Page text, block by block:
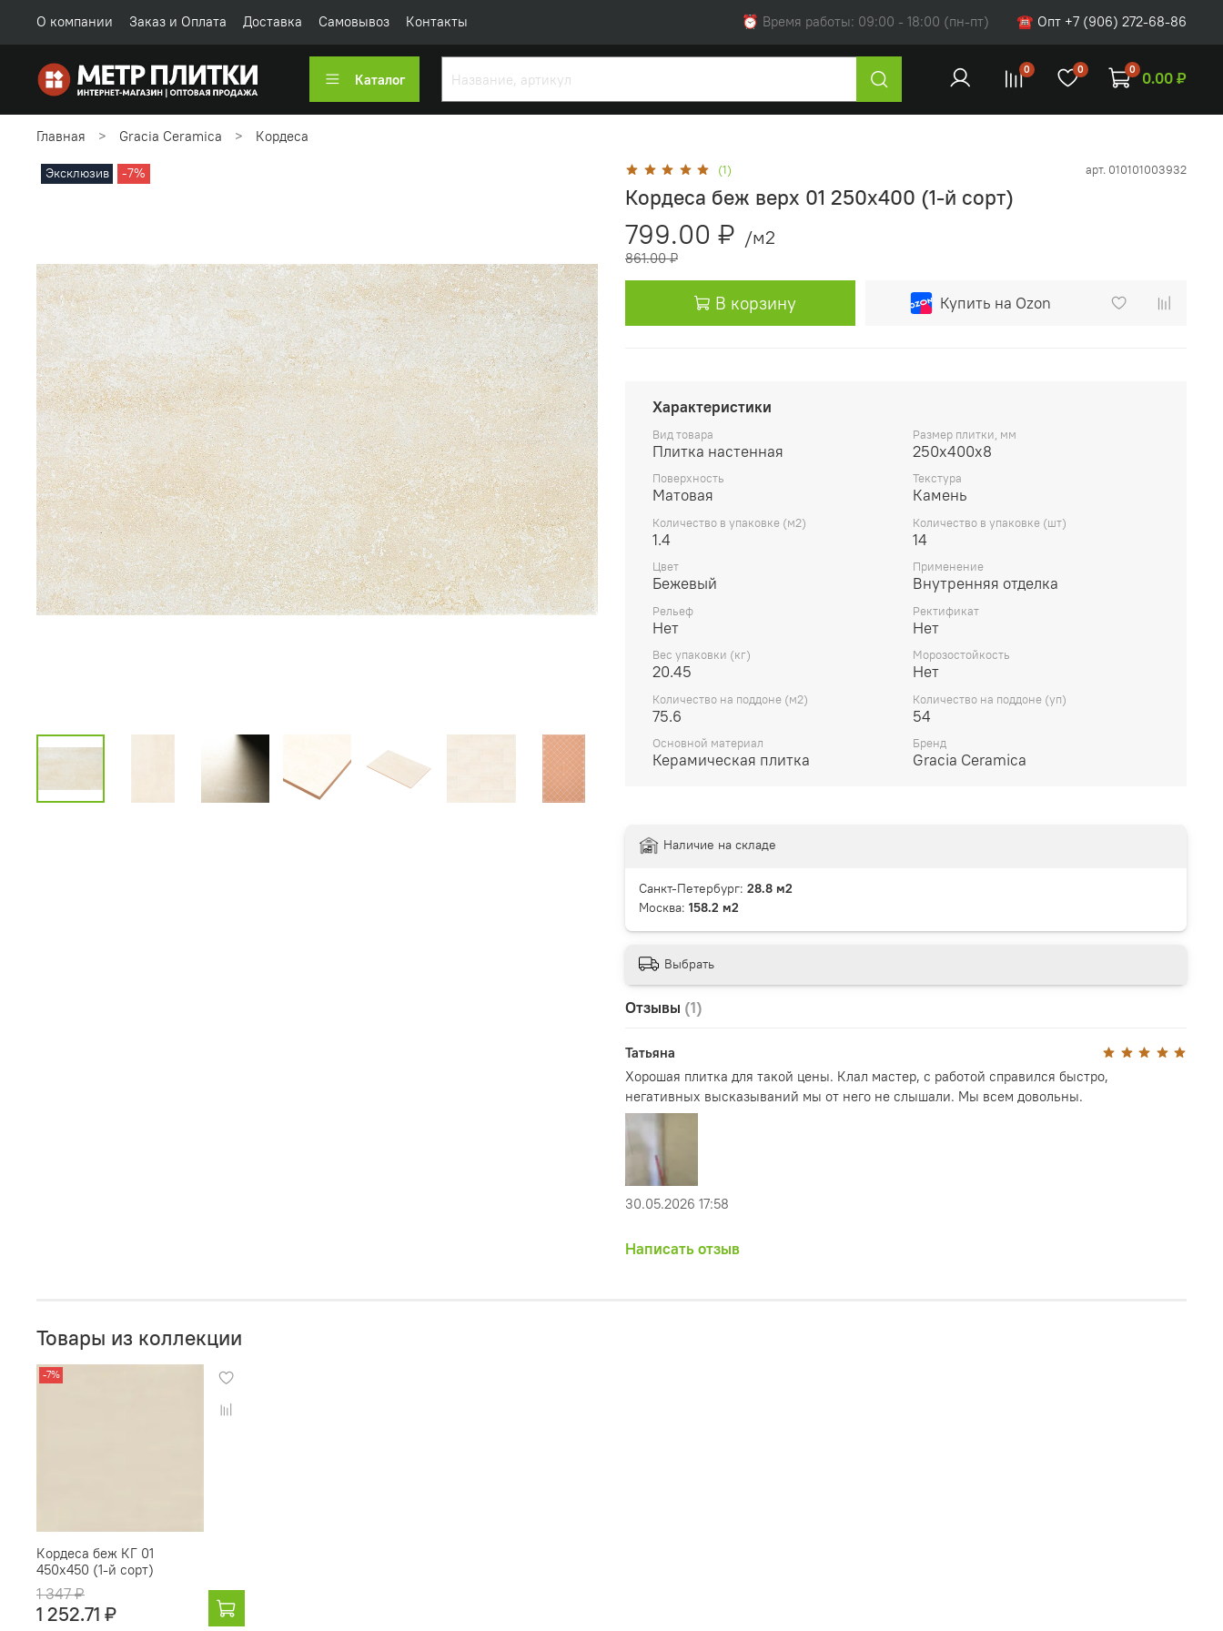
О компании Заказ и Оплата Доставка Самовывоз Контакты ⏰ Время работы: 09:00 - 18:00 (пн-пт) ☎ Опт +7 (906) 272-68-86
Каталог
0 0 0 0.00 ₽
Главная Gracia Ceramica Кордеса
Эксклюзив -7% (1) арт. 010101003932
Кордеса беж верх 01 250х400 (1-й сорт)
799.00 ₽ /м2
861.00 ₽
В корзину Купить на Ozon
Характеристики
Вид товара
Плитка настенная
Размер плитки, мм
250х400х8
Поверхность
Матовая
Текстура
Камень
Количество в упаковке (м2)
1.4
Количество в упаковке (шт)
14
Цвет
Бежевый
Применение
Внутренняя отделка
Рельеф
Нет
Ректификат
Нет
Вес упаковки (кг)
20.45
Морозостойкость
Нет
Количество на поддоне (м2)
75.6
Количество на поддоне (уп)
54
Основной материал
Керамическая плитка
Бренд
Gracia Ceramica
Отзывы (1)
Татьяна
Хорошая плитка для такой цены. Клал мастер, с работой справился быстро,
негативных высказываний мы от него не слышали. Мы всем довольны.
30.05.2026 17:58
Написать отзыв
Наличие на складе
Санкт-Петербург: 28.8 м2
Москва: 158.2 м2
Выбрать
Товары из коллекции
-7%
Кордеса беж КГ 01
450х450 (1-й сорт)
1 347 ₽
1 252.71 ₽